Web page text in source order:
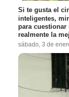
Si te gusta el
inteligentes,
para
realmente la
sábado, 3 de